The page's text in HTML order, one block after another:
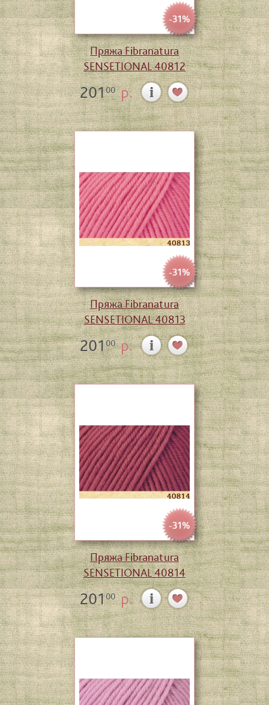
-31%
Пряжа Fibranatura
SENSETIONAL 40812
20100р.
-31%
Пряжа Fibranatura
SENSETIONAL 40813
20100р.
-31%
Пряжа Fibranatura
SENSETIONAL 40814
20100р.